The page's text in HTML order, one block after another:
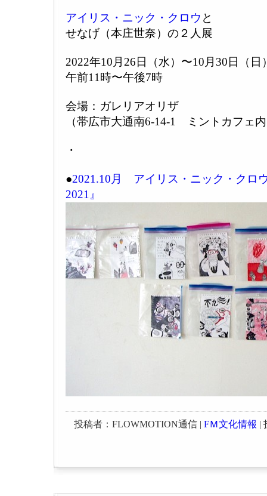
アイリス・ニック・クロウ と
せなげ（本庄世奈）の２人展
2022年10月26日（水）〜10月30日（日
午前11時〜午後7時
会場：ガレリアオリザ
（帯広市大通南6-14-1 ミントカフェ
・
●2021.10月 アイリス・ニック・クロ
2021』
投稿者：FLOWMOTION通信 | FＭ文化情報 |